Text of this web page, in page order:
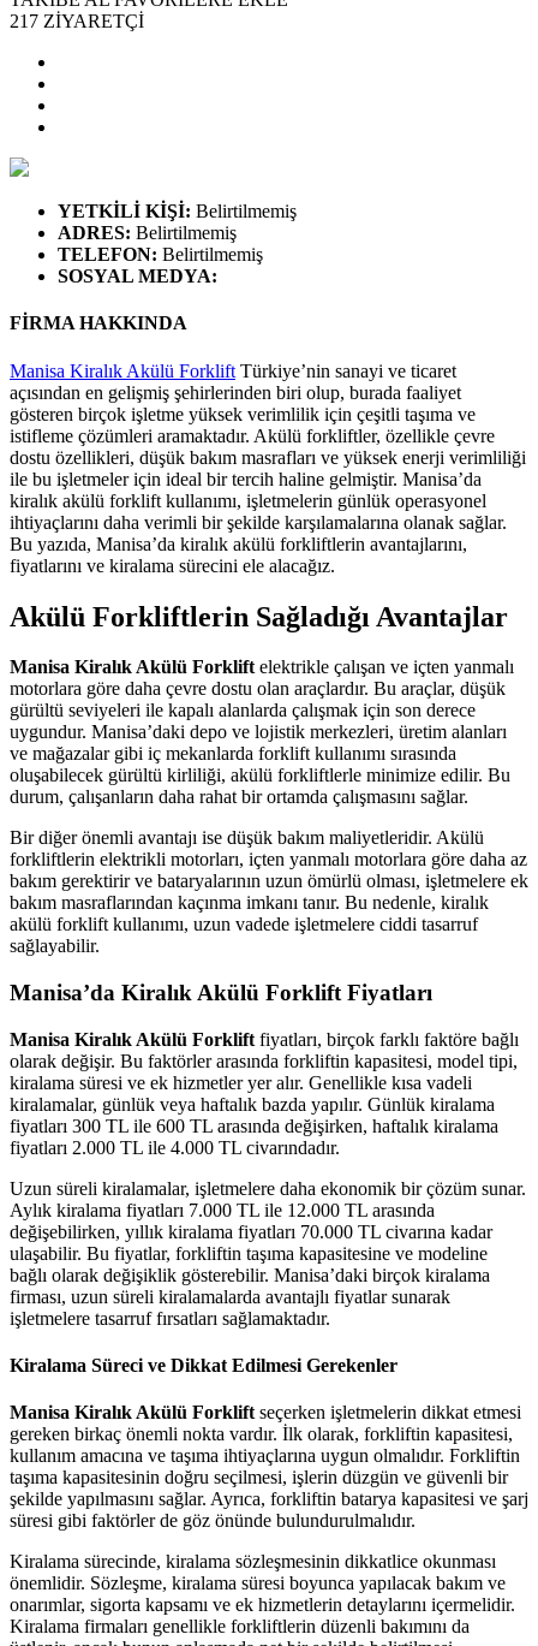
217 ZİYARETÇİ
YETKİLİ KİŞİ: Belirtilmemiş
ADRES: Belirtilmemiş
TELEFON: Belirtilmemiş
SOSYAL MEDYA:
FİRMA HAKKINDA
Manisa Kiralık Akülü Forklift Türkiye’nin sanayi ve ticaret
açısından en gelişmiş şehirlerinden biri olup, burada faaliyet
gösteren birçok işletme yüksek verimlilik için çeşitli taşıma ve
istifleme çözümleri aramaktadır. Akülü forkliftler, özellikle çevre
dostu özellikleri, düşük bakım masrafları ve yüksek enerji verimliliği
ile bu işletmeler için ideal bir tercih haline gelmiştir. Manisa’da
kiralık akülü forklift kullanımı, işletmelerin günlük operasyonel
ihtiyaçlarını daha verimli bir şekilde karşılamalarına olanak sağlar.
Bu yazıda, Manisa’da kiralık akülü forkliftlerin avantajlarını,
fiyatlarını ve kiralama sürecini ele alacağız.
Akülü Forkliftlerin Sağladığı Avantajlar
Manisa Kiralık Akülü Forkliftelektrikle çalışan ve içten yanmalı
motorlara göre daha çevre dostu olan araçlardır. Bu araçlar, düşük
gürültü seviyeleri ile kapalı alanlarda çalışmak için son derece
uygundur. Manisa’daki depo ve lojistik merkezleri, üretim alanları
ve mağazalar gibi iç mekanlarda forklift kullanımı sırasında
oluşabilecek gürültü kirliliği, akülü forkliftlerle minimize edilir. Bu
durum, çalışanların daha rahat bir ortamda çalışmasını sağlar.
Bir diğer önemli avantajı ise düşük bakım maliyetleridir. Akülü
forkliftlerin elektrikli motorları, içten yanmalı motorlara göre daha az
bakım gerektirir ve bataryalarının uzun ömürlü olması, işletmelere ek
bakım masraflarından kaçınma imkanı tanır. Bu nedenle, kiralık
akülü forklift kullanımı, uzun vadede işletmelere ciddi tasarruf
sağlayabilir.
Manisa’da Kiralık Akülü Forklift Fiyatları
Manisa Kiralık Akülü Forklift fiyatları, birçok farklı faktöre bağlı
olarak değişir. Bu faktörler arasında forkliftin kapasitesi, model tipi,
kiralama süresi ve ek hizmetler yer alır. Genellikle kısa vadeli
kiralamalar, günlük veya haftalık bazda yapılır. Günlük kiralama
fiyatları 300 TL ile 600 TL arasında değişirken, haftalık kiralama
fiyatları 2.000 TL ile 4.000 TL civarındadır.
Uzun süreli kiralamalar, işletmelere daha ekonomik bir çözüm sunar.
Aylık kiralama fiyatları 7.000 TL ile 12.000 TL arasında
değişebilirken, yıllık kiralama fiyatları 70.000 TL civarına kadar
ulaşabilir. Bu fiyatlar, forkliftin taşıma kapasitesine ve modeline
bağlı olarak değişiklik gösterebilir. Manisa’daki birçok kiralama
firması, uzun süreli kiralamalarda avantajlı fiyatlar sunarak
işletmelere tasarruf fırsatları sağlamaktadır.
Kiralama Süreci ve Dikkat Edilmesi Gerekenler
Manisa Kiralık Akülü Forklift seçerken işletmelerin dikkat etmesi
gereken birkaç önemli nokta vardır. İlk olarak, forkliftin kapasitesi,
kullanım amacına ve taşıma ihtiyaçlarına uygun olmalıdır. Forkliftin
taşıma kapasitesinin doğru seçilmesi, işlerin düzgün ve güvenli bir
şekilde yapılmasını sağlar. Ayrıca, forkliftin batarya kapasitesi ve şarj
süresi gibi faktörler de göz önünde bulundurulmalıdır.
Kiralama sürecinde, kiralama sözleşmesinin dikkatlice okunması
önemlidir. Sözleşme, kiralama süresi boyunca yapılacak bakım ve
onarımlar, sigorta kapsamı ve ek hizmetlerin detaylarını içermelidir.
Kiralama firmaları genellikle forkliftlerin düzenli bakımını da